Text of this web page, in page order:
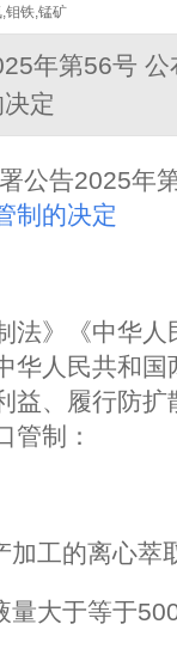
钼铁,锰矿
年第56号
定
公告2025年
制的决定
法》《中华
华人民共和
益、履行防
管制：
加工的离心萃
量大于等于